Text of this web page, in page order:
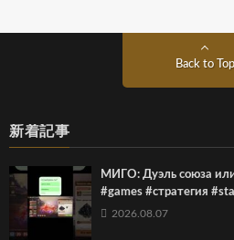
Back to Top
新着記事
МИГО: Дуэль союза
#games #стратегия
2026.08.07